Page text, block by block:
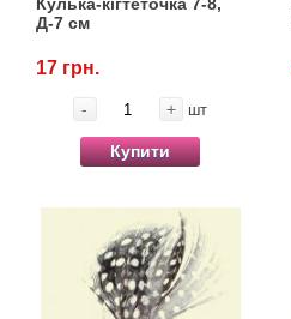
Д-7 см
17 грн.
- + шт
Купити